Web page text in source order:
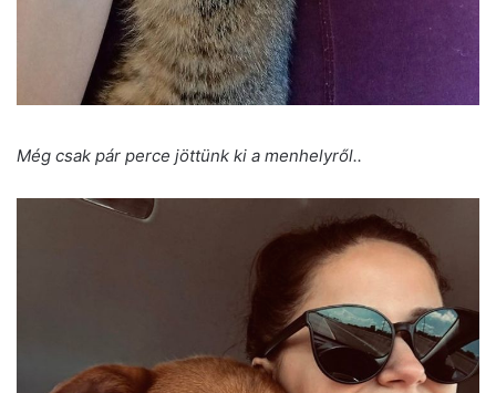
Még csak pár perce jöttünk ki a menhelyről..